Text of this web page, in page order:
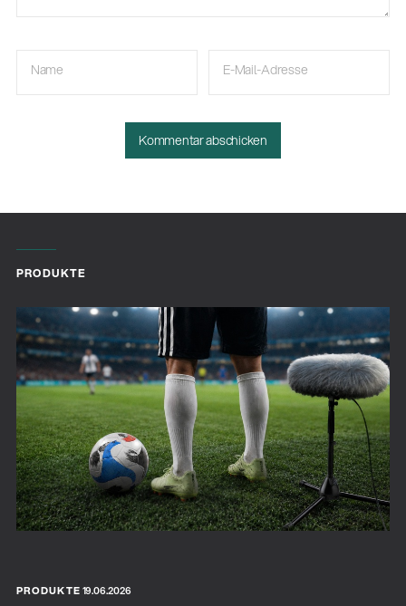
Name E-Mail-Adresse
PRODUKTE
PRODUKTE19.06.2026